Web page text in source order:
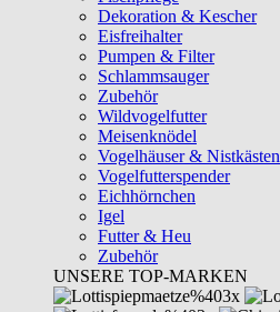
Dekoration & Kescher
Eisfreihalter
Pumpen & Filter
Schlammsauger
Zubehör
Wildvogelfutter
Meisenknödel
Vogelhäuser & Nistkästen
Vogelfutterspender
Eichhörnchen
Igel
Futter & Heu
Zubehör
UNSERE TOP-MARKEN